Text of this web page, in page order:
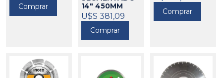
Comprar
14" 450MM
HUSQVARNA
588041
U$S 381,09
Comprar
Comprar